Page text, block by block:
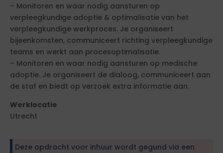
– Monitoren en waar nodig aansturen op
verpleegkundige adoptie & optimalisatie van het
verpleegkundige werkproces. Je organiseert
bijeenkomsten, communiceert richting verpleegkundige
teams en werkt aan procesoptimalisatie.
– Monitoren en waar nodig aansturen op medische
adoptie. Je organiseert de dialoog, communiceert aan
de staf en biedt op verzoek extra informatie aan.
Werklocatie
Utrecht
Deze opdracht voor inhuur wordt gegund via een